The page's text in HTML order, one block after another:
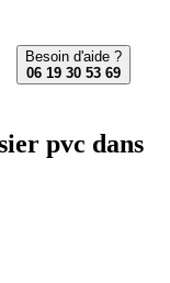
Besoin d'aide ?
06 19 30 53 69
pvc dans